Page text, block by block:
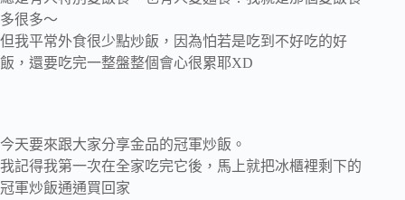
多很多～
但我平常外食很少點炒飯，因為怕若是吃到不好吃的好
飯，還要吃完一整盤整個會心很累耶XD
今天要來跟大家分享金品的冠軍炒飯。
我記得我第一次在全家吃完它後，馬上就把冰櫃裡剩下的
冠軍炒飯通通買回家